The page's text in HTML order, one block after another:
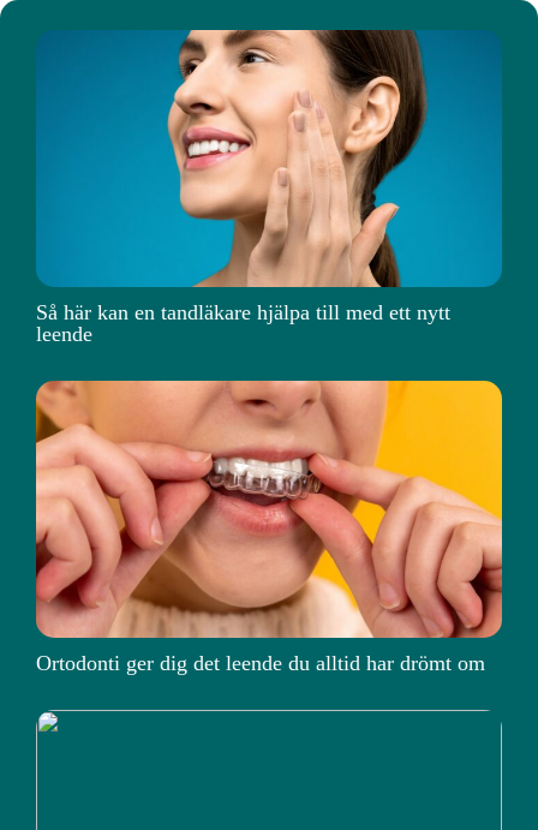
Så här kan en tandläkare hjälpa till med ett nytt
leende
Ortodonti ger dig det leende du alltid har drömt om